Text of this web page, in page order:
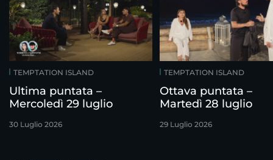
TEMPTATION ISLAND
Ultima puntata –
Mercoledì 29 luglio
30 Luglio 2026
TEMPTATION ISLAND
Ottava puntata –
Martedì 28 luglio
29 Luglio 2026